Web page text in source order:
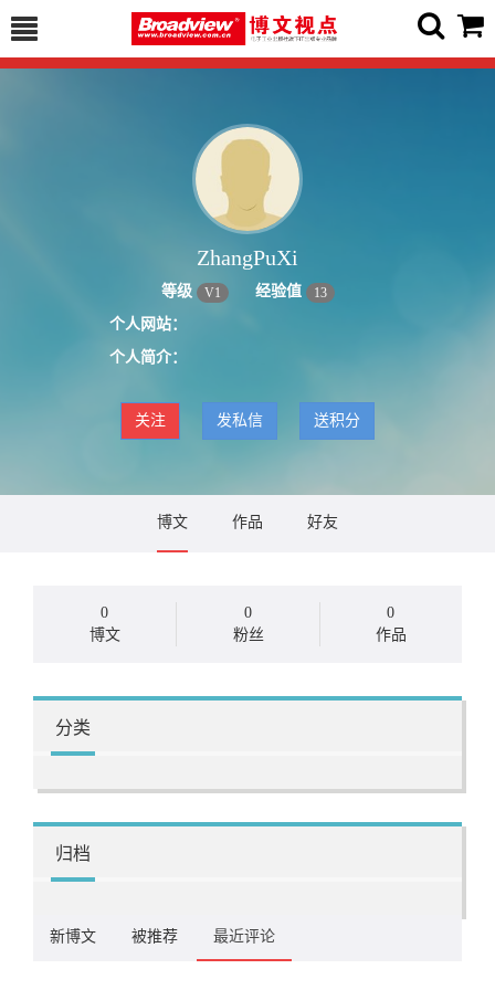
ZhangPuXi
等级 V1 经验值 13
个人网站：
个人简介：
关注 发私信 送积分
博文 作品 好友
0
博文
0
粉丝
0
作品
分类
归档
新博文 被推荐 最近评论